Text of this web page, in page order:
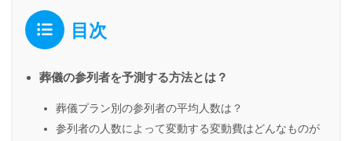
目次
葬儀の参列者を予測する方法とは？
葬儀プラン別の参列者の平均人数は？
参列者の人数によって変動する変動費はどんなものが